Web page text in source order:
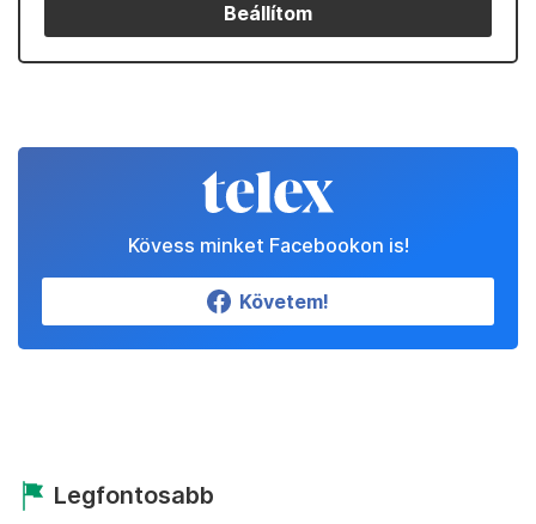
Beállítom
Kövess minket Facebookon is!
Követem!
Legfontosabb